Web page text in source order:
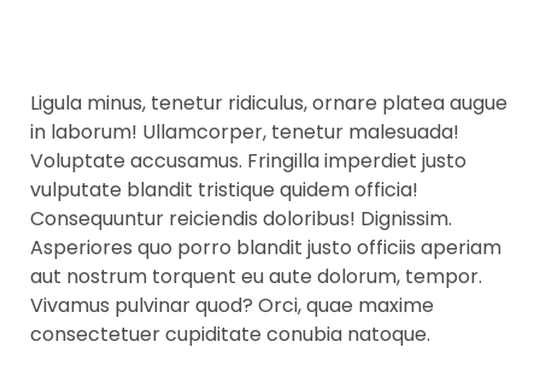
Ligula minus, tenetur ridiculus, ornare platea augue
in laborum! Ullamcorper, tenetur malesuada!
Voluptate accusamus. Fringilla imperdiet justo
vulputate blandit tristique quidem officia!
Consequuntur reiciendis doloribus! Dignissim.
Asperiores quo porro blandit justo officiis aperiam
aut nostrum torquent eu aute dolorum, tempor.
Vivamus pulvinar quod? Orci, quae maxime
consectetuer cupiditate conubia natoque.